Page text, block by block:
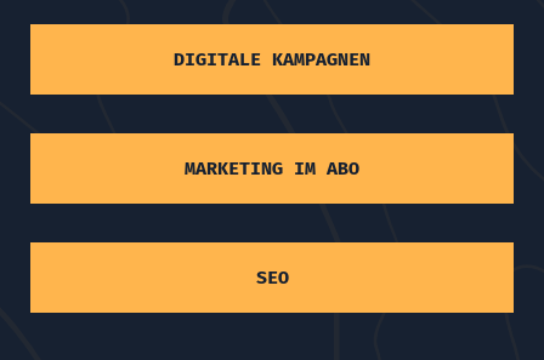
DIGITALE KAMPAGNEN
MARKETING IM ABO
SEO